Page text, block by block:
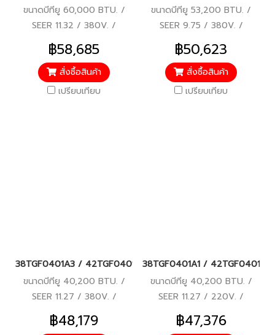
ขนาดบีทียู 60,000 BTU. /
SEER 11.32 / 380V. /
ROTARY COMPRESSOR / รับ
ประกันคอมเพรสเซอร์ 5 ปี,
อะไหล่ 1 ปี
฿58,685
สั่งซื้อสินค้า
เปรียบเทียบ
ขนาดบีทียู 53,200 BTU. /
SEER 9.75 / 380V. /
ROTARY COMPRESSOR / รับ
ประกันคอมเพรสเซอร์ 5 ปี,
อะไหล่ 1 ปี
฿50,623
สั่งซื้อสินค้า
เปรียบเทียบ
38TGF0401A3 / 42TGF0401BP แอร์แคเรียร์ รุ่นต่อท่อลม/คอยล์
ขนาดบีทียู 40,200 BTU. /
SEER 11.27 / 380V. /
ROTARY COMPRESSOR / รับ
ประกันคอมเพรสเซอร์ 5 ปี,
฿48,179
38TGF0401A1 /
ขนาดบีทียู 40,200 BTU. /
SEER 11.27 / 220V. /
SCROLL COMPRESSOR / รับ
ประกันคอมเพรสเซอร์ 5 ปี,
฿47,376